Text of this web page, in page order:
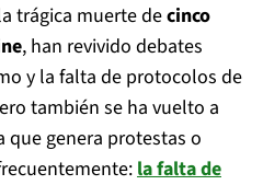
trágica muerte decinco
, han revivido debates
y la falta de protocolos de
también se ha vuelto a
genera protestas o
la falta de